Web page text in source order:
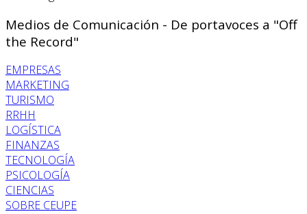
Medios de Comunicación - De portavoces a "Off
the Record"
EMPRESAS
MARKETING
TURISMO
RRHH
LOGÍSTICA
FINANZAS
TECNOLOGÍA
PSICOLOGÍA
CIENCIAS
SOBRE CEUPE